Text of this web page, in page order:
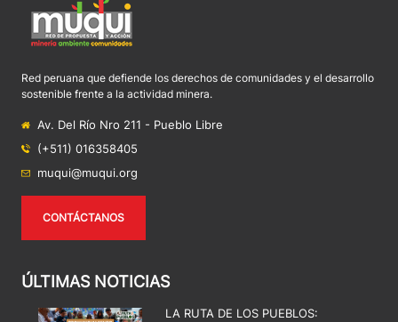
Red peruana que defiende los derechos de comunidades y el desarrollo
sostenible frente a la actividad minera.
Av. Del Río Nro 211 - Pueblo Libre
(+511) 016358405
muqui@muqui.org
CONTÁCTANOS
ÚLTIMAS NOTICIAS
LA RUTA DE LOS PUEBLOS: